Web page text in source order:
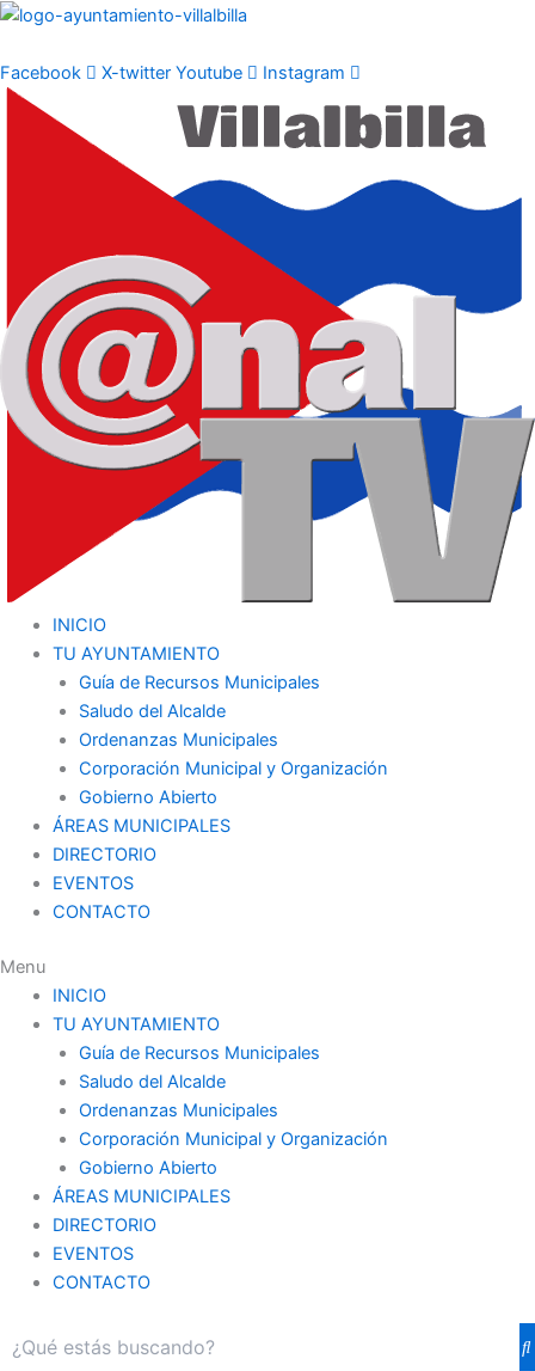
Ir
contenido
Facebook X-twitter Youtube Instagram
INICIO
TU AYUNTAMIENTO
Guía de Recursos Municipales
Saludo del Alcalde
Ordenanzas Municipales
Corporación Municipal y Organización
Gobierno Abierto
ÁREAS MUNICIPALES
DIRECTORIO
EVENTOS
CONTACTO
Menu
INICIO
TU AYUNTAMIENTO
Guía de Recursos Municipales
Saludo del Alcalde
Ordenanzas Municipales
Corporación Municipal y Organización
Gobierno Abierto
ÁREAS MUNICIPALES
DIRECTORIO
EVENTOS
CONTACTO